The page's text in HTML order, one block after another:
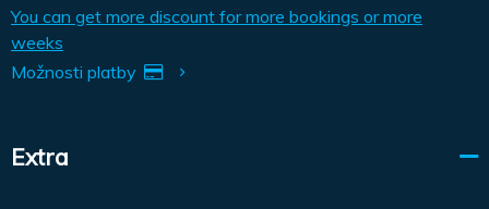
You can get more discount for more bookings or more
weeks
Možnosti platby
Extra